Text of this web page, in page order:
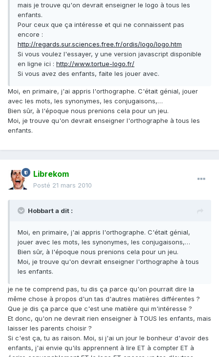
mais je trouve qu'on devrait enseigner le logo à tous les
enfants.
Pour ceux que ça intéresse et qui ne connaissent pas
encore :
http://regards.sur.sciences.free.fr/ordis/logo/logo.htm
Si vous voulez l'essayer, y une version javascript disponible
en ligne ici : http://www.tortue-logo.fr/
Si vous avez des enfants, faite les jouer avec.
Moi, en primaire, j'ai appris l'orthographe. C'était génial, jouer
avec les mots, les synonymes, les conjugaisons,…
Bien sûr, à l'époque nous prenions cela pour un jeu.
Moi, je trouve qu'on devrait enseigner l'orthographe à tous les
enfants.
Librekom
Posté 21 mars 2010
Hobbart a dit :
Moi, en primaire, j'ai appris l'orthographe. C'était génial,
jouer avec les mots, les synonymes, les conjugaisons,…
Bien sûr, à l'époque nous prenions cela pour un jeu.
Moi, je trouve qu'on devrait enseigner l'orthographe à tous
les enfants.
je ne te comprend pas, tu dis ça parce qu'on pourrait dire la
même chose à propos d'un tas d'autres matières différentes ?
Que je dis ça parce que c'est une matière qui m'intéresse ?
Et donc, qu'on ne devrait rien enseigner à TOUS les enfants, mais
laisser les parents choisir ?
Si c'est ça, tu as raison. Moi, si j'ai un jour le bonheur d'avoir des
enfants, j'ai envie qu'ils apprennent à lire ET à compter ET à